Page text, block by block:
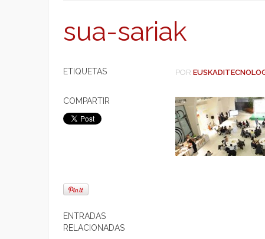
sua-sariak
ETIQUETAS
COMPARTIR
ENTRADAS
RELACIONADAS
POR